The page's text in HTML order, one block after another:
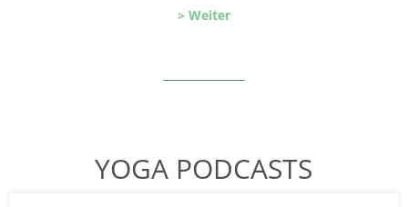
> Weiter
YOGA PODCASTS